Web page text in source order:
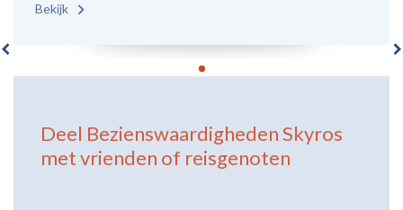
Bekijk
Deel Bezienswaardigheden Skyros
met vrienden of reisgenoten